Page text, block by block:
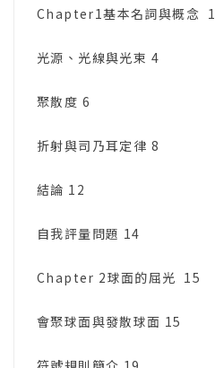
Chapter1基本名詞與概念 1
光源、光線與光束 4
聚散度 6
折射與司乃耳定律 8
結論 12
自我評量問題 14
Chapter 2球面的屈光 15
會聚球面與發散球面 15